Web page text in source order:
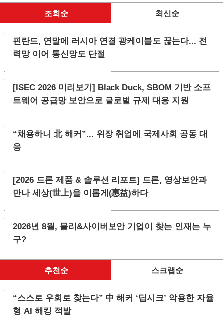
조회순 최신순
핀란드, 연말에 러시아 연결 광케이블도 끊는다... 전
력망 이어 통신망도 단절
[ISEC 2026 미리보기] Black Duck, SBOM 기반 소프
트웨어 공급망 보안으로 글로벌 규제 대응 지원
“채용하니 北 해커”... 위장 취업에 국제사회 공동 대
응
[2026 드론 제품 & 솔루션 리포트] 드론, 영상보안과
만나 세상(世上)을 이롭게(惠益)하다
2026년 8월, 물리&사이버보안 기업이 찾는 인재는 누
구?
추천순 스크랩순
“스스로 우회로 찾는다” 中 해커 ‘딥시크’ 악용한 자율
형 AI 해킹 적발